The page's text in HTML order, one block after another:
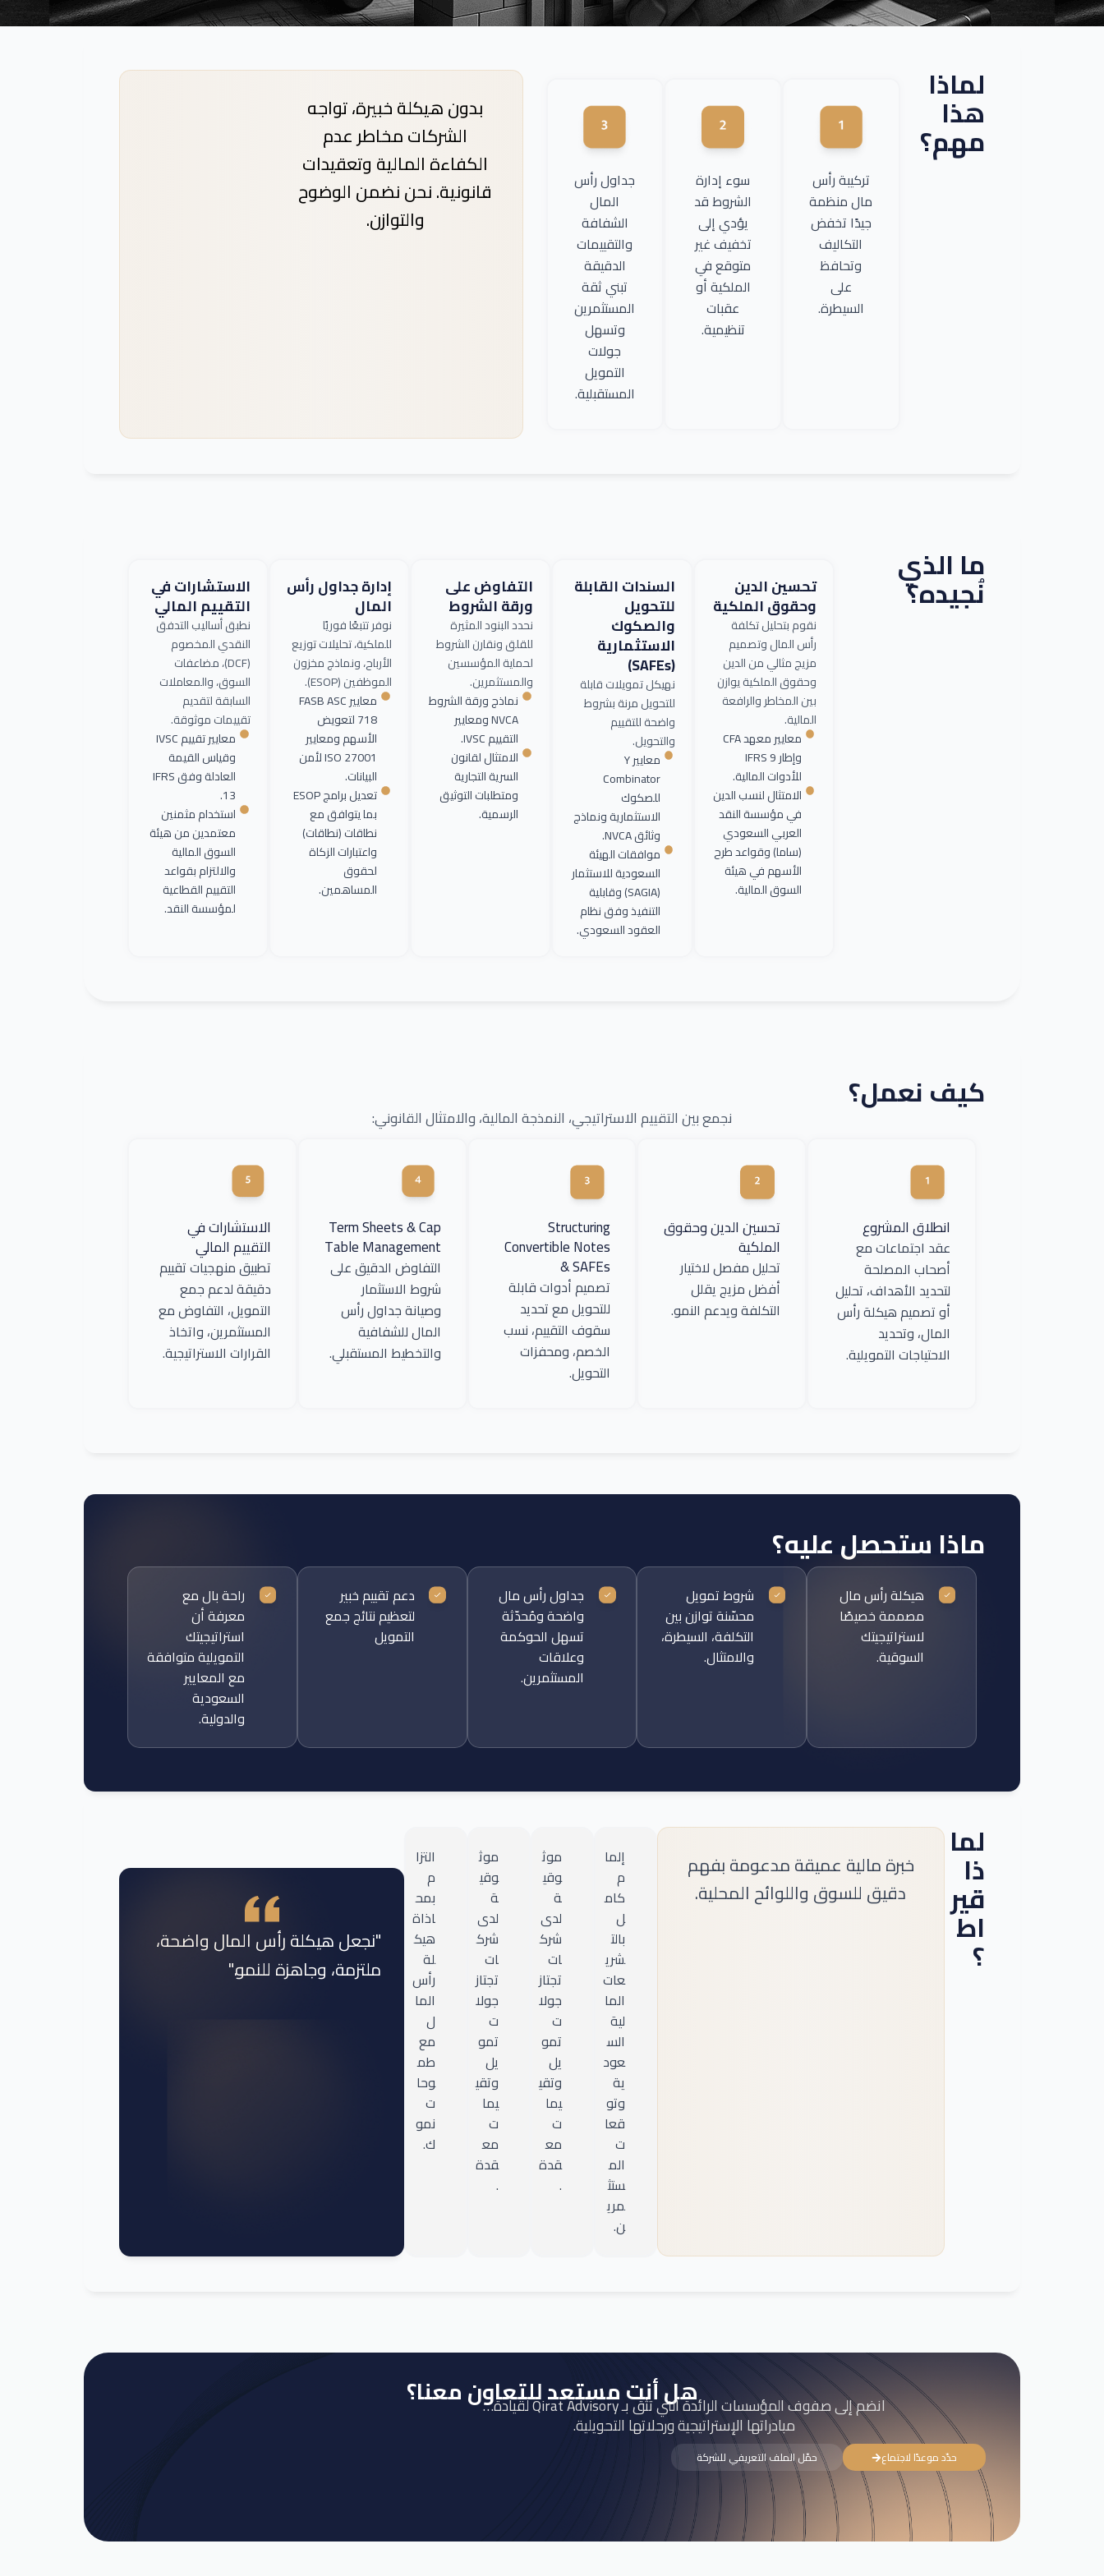
لماذا
هذا
مهم؟
تركيبة رأس
مال منظمة
جيدًا تخفض
التكاليف
وتحافظ
على
السيطرة.
سوء إدارة
الشروط قد
يؤدي إلى
تخفيف غير
متوقع في
الملكية أو
عقبات
تنظيمية.
جداول رأس
المال
الشفافة
والتقييمات
الدقيقة
تبني ثقة
المستثمرين
وتسهل
جولات
التمويل
المستقبلية.
بدون هيكلة خبيرة، تواجه
الشركات مخاطر عدم
الكفاءة المالية وتعقيدات
قانونية. نحن نضمن الوضوح
والتوازن.
ما الذي
نُجيده؟ تحسين الدين
وحقوق الملكية
نقوم بتحليل تكلفة
رأس المال وتصميم
مزيج مثالي من الدين
وحقوق الملكية يوازن
بين المخاطر والرافعة
المالية.
معايير معهد CFA
وإطار IFRS 9
للأدوات المالية.
الامتثال لنسب الدين
في مؤسسة النقد
العربي السعودي
(ساما) وقواعد طرح
الأسهم في هيئة
السوق المالية.
السندات القابلة
للتحويل
والصكوك
الاستثمارية
(SAFEs)
نهيكل تمويلات قابلة
للتحويل مرنة بشروط
واضحة للتقييم
والتحويل.
معايير Y
Combinator
للصكوك
الاستثمارية ونماذج
وثائق NVCA.
موافقات الهيئة
السعودية للاستثمار
(SAGIA) وقابلية
التنفيذ وفق نظام
العقود السعودي.
التفاوض على
ورقة الشروط
نحدد البنود المثيرة
للقلق ونقارن الشروط
لحماية المؤسسين
والمستثمرين.
نماذج ورقة الشروط
NVCA ومعايير
التقييم IVSC.
الامتثال لقانون
السرية التجارية
ومتطلبات التوثيق
الرسمية.
إدارة جداول رأس
المال
نوفر تتبعًا فوريًا
للملكية، تحليلات توزيع
الأرباح، ونماذج مخزون
الموظفين (ESOP).
معايير FASB ASC
718 لتعويض
الأسهم ومعايير
ISO 27001 لأمن
البيانات.
تعديل برامج ESOP
بما يتوافق مع
نطاقات (نطاقات)
واعتبارات الزكاة
لحقوق
المساهمين.
الاستشارات في
التقييم المالي
نطبق أساليب التدفق
النقدي المخصوم
(DCF)، مضاعفات
السوق، والمعاملات
السابقة لتقديم
تقييمات موثوقة.
معايير تقييم IVSC
وقياس القيمة
العادلة وفق IFRS
13.
استخدام مثمنين
معتمدين من هيئة
السوق المالية
والالتزام بقواعد
التقييم القطاعية
لمؤسسة النقد.
كيف نعمل؟
نجمع بين التقييم الاستراتيجي، النمذجة المالية، والامتثال القانوني:
انطلاق المشروع
عقد اجتماعات مع
أصحاب المصلحة
لتحديد الأهداف، تحليل
أو تصميم هيكلة رأس
المال، وتحديد
الاحتياجات التمويلية.
تحسين الدين وحقوق
الملكية
تحليل مفصل لاختيار
أفضل مزيج يقلل
التكلفة ويدعم النمو.
Structuring
Convertible Notes
& SAFEs
تصميم أدوات قابلة
للتحويل مع تحديد
سقوف التقييم، نسب
الخصم، ومحفزات
التحويل.
Term Sheets & Cap
Table Management
التفاوض الدقيق على
شروط الاستثمار
وصيانة جداول رأس
المال للشفافية
والتخطيط المستقبلي.
الاستشارات في
التقييم المالي
تطبيق منهجيات تقييم
دقيقة لدعم جمع
التمويل، التفاوض مع
المستثمرين، واتخاذ
القرارات الاستراتيجية.
ماذا ستحصل عليه؟
هيكلة رأس مال
مصممة خصيصًا
لاستراتيجيتك
السوقية.
شروط تمويل
محسّنة توازن بين
التكلفة، السيطرة،
والامتثال.
جداول رأس مال
واضحة ومُحدّثة
تسهل الحوكمة
وعلاقات
المستثمرين.
دعم تقييم خبير
لتعظيم نتائج جمع
التمويل
راحة بال مع
معرفة أن
استراتيجيتك
التمويلية متوافقة
مع المعايير
السعودية
والدولية.
لما
ذا
قير
اط
؟
خبرة مالية عميقة مدعومة بفهم
دقيق للسوق واللوائح المحلية.
إلما
م
كام
ل
بالت
شري
عات
الما
لية
الس
عود
ية
وتو
قعا
ت
الم
ستث
مري
ن.
موث
وقي
ة
لدى
شرك
ات
تجتاز
جولا
ت
تمو
يل
وتقي
يما
ت
مع
قدة
.
موث
وقي
ة
لدى
شرك
ات
تجتاز
جولا
ت
تمو
يل
وتقي
يما
ت
مع
قدة
.
التزا
م
بمح
اذاة
هيك
لة
رأس
الما
ل
مع
طم
وحا
ت
نمو
ك.
"نجعل هيكلة رأس المال واضحة،
ملتزمة، وجاهزة للنمو."
هل أنت مستعد للتعاون معنا؟انضم إلى صفوف المؤسسات الرائدة التي تثق بـ Qirat Advisory لقيادة…
مبادراتها الإستراتيجية ورحلاتها التحويلية.
حدّد موعدًا لاجتماع حمّل الملف التعريفي للشركة